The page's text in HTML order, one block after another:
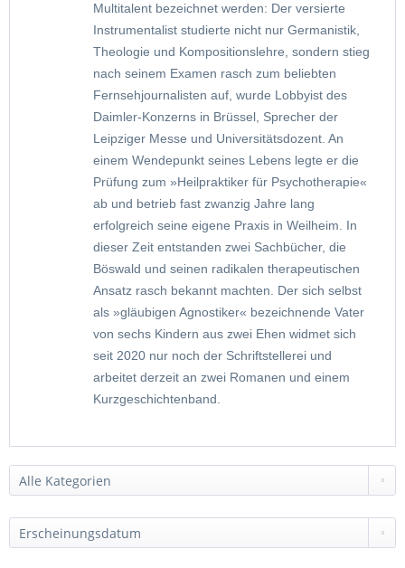
Multitalent bezeichnet werden: Der versierte
Instrumentalist studierte nicht nur Germanistik,
Theologie und Kompositionslehre, sondern stieg
nach seinem Examen rasch zum beliebten
Fernsehjournalisten auf, wurde Lobbyist des
Daimler-Konzerns in Brüssel, Sprecher der
Leipziger Messe und Universitätsdozent. An
einem Wendepunkt seines Lebens legte er die
Prüfung zum »Heilpraktiker für Psychotherapie«
ab und betrieb fast zwanzig Jahre lang
erfolgreich seine eigene Praxis in Weilheim. In
dieser Zeit entstanden zwei Sachbücher, die
Böswald und seinen radikalen therapeutischen
Ansatz rasch bekannt machten. Der sich selbst
als »gläubigen Agnostiker« bezeichnende Vater
von sechs Kindern aus zwei Ehen widmet sich
seit 2020 nur noch der Schriftstellerei und
arbeitet derzeit an zwei Romanen und einem
Kurzgeschichtenband.